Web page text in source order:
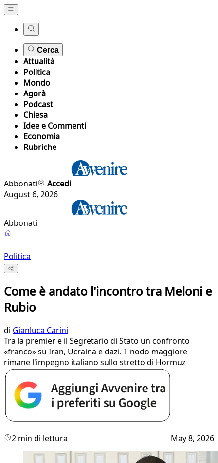
Cerca
Attualità
Politica
Mondo
Agorà
Podcast
Chiesa
Idee e Commenti
Economia
Rubriche
Abbonati
Accedi
August 6, 2026
Abbonati
Politica
Come è andato l'incontro tra Meloni e
Rubio
di Gianluca Carini
Tra la premier e il Segretario di Stato un confronto
«franco» su Iran, Ucraina e dazi. Il nodo maggiore
rimane l'impegno italiano sullo stretto di Hormuz
2 min di lettura May 8, 2026